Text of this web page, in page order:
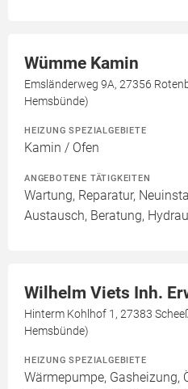
Wümme Kamin
Emsländerweg 9A, 27356
Hemsbünde)
HEIZUNG SPEZIALGEBIETE
Kamin / Ofen
ANGEBOTENE TÄTIGKEITEN
Wartung, Reparatur,
Austausch, Beratung,
Wilhelm Viets Inh.
Hinterm Kohlhof 1, 27383
Hemsbünde)
HEIZUNG SPEZIALGEBIETE
Wärmepumpe, Gasheizung,